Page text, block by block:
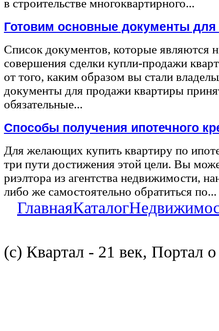
в строительстве многоквартирного...
Готовим основные документы
Список документов, которые являются
совершения сделки купли-продажи
от того, каким образом вы стали
документы для продажи квартиры
обязательные...
Способы получения ипотечного
Для желающих купить квартиру по
три пути достижения этой цели. Вы
риэлтора из агентства недвижимости,
либо же самостоятельно обратиться по...
ГлавнаяКаталог
(с) Квартал - 21 век, Портал